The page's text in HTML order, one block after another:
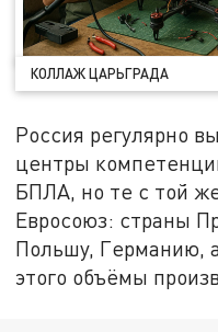
КОЛЛАЖ ЦАРЬГРАДА
Россия регулярно
центры
БПЛА, но те с той
Евросоюз: страны
Польшу, Германию,
этого объёмы